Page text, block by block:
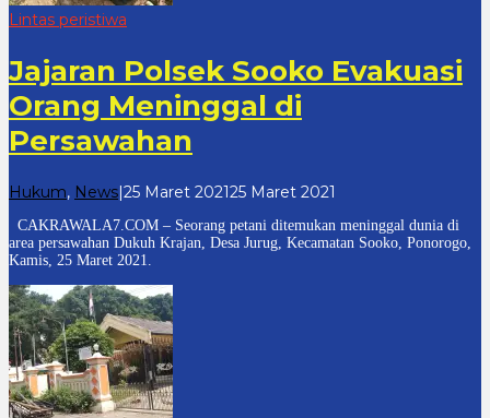
Lintas peristiwa
Jajaran Polsek Sooko Evakuasi
Orang Meninggal di
Persawahan
Hukum, News|25 Maret 202125 Maret 2021
7
CAKRAWALA7.COM – Seorang petani ditemukan meninggal dunia di
area persawahan Dukuh Krajan, Desa Jurug, Kecamatan Sooko, Ponorogo,
Kamis, 25 Maret 2021.